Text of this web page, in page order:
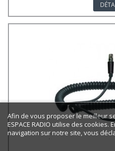
Afin de vous proposer le meilleur
ESPACE RADIO utilise des cookies.
navigation sur notre site, vous